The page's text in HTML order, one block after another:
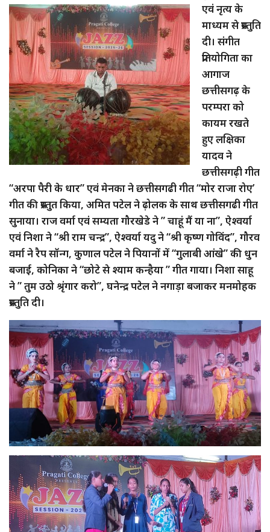
एवं नृत्य के
माध्यम से प्रस्तुति
दी। संगीत
प्रतियोगिता का
आगाज
छत्तीसगढ़ के
परम्परा को
कायम रखते
हुए लक्षिका
यादव ने
छत्तीसगढ़ी गीत
“अरपा पैरी के धार” एवं मेनका ने छत्तीसगढी गीत “मोर राजा रोए’
गीत की प्रस्तुत किया, अमित पटेल ने ढ़ोलक के साथ छत्तीसगढी गीत
सुनाया। राज वर्मा एवं सम्यता गौरखेडे ने ” चाहूं मैं या ना”, ऐश्वर्या
एवं निशा ने “श्री राम चन्द्र”, ऐश्वर्या यदु ने “श्री कृष्ण गोविंद”, गौरव
वर्मा ने रैप सॉन्ग, कुणाल पटेल ने पियानों में “गुलाबी आंखे” की धुन
बजाई, कोनिका ने “छोटे से श्याम कन्हैया ” गीत गाया। निशा साहू
ने ” तुम उठो श्रृंगार करो”, घनेन्द्र पटेल ने नगाड़ा बजाकर मनमोहक
प्रस्तुति दी।